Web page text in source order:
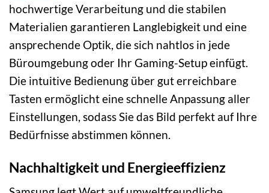
hochwertige Verarbeitung und die stabilen
Materialien garantieren Langlebigkeit und eine
ansprechende Optik, die sich nahtlos in jede
Büroumgebung oder Ihr Gaming-Setup einfügt.
Die intuitive Bedienung über gut erreichbare
Tasten ermöglicht eine schnelle Anpassung aller
Einstellungen, sodass Sie das Bild perfekt auf Ihre
Bedürfnisse abstimmen können.
Nachhaltigkeit und Energieeffizienz